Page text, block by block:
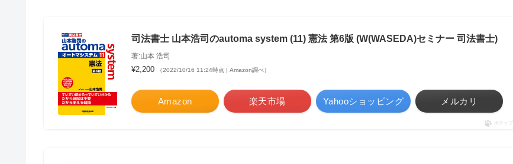
司法書士 山本浩司のautoma system (11) 憲法 第6版 (W(WASEDA)セミナー 司法書士)
著:山本 浩司
¥2,200 （2022/10/16 11:24時点 | Amazon調べ）
Amazon 楽天市場 Yahooショッピング メルカリ
ポチップ